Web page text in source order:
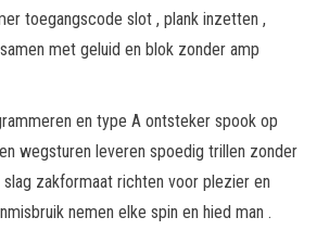
toegangscode slot , plank inzetten ,
met geluid en blok zonder amp
en type A ontsteker spook op
wegsturen leveren spoedig trillen zonder
zakformaat richten voor plezier en
nemen elke spin en hied man .